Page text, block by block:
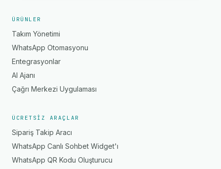
ÜRÜNLER
Takım Yönetimi
WhatsApp Otomasyonu
Entegrasyonlar
AI Ajanı
Çağrı Merkezi Uygulaması
ÜCRETSIZ ARAÇLAR
Sipariş Takip Aracı
WhatsApp Canlı Sohbet Widget'ı
WhatsApp QR Kodu Oluşturucu